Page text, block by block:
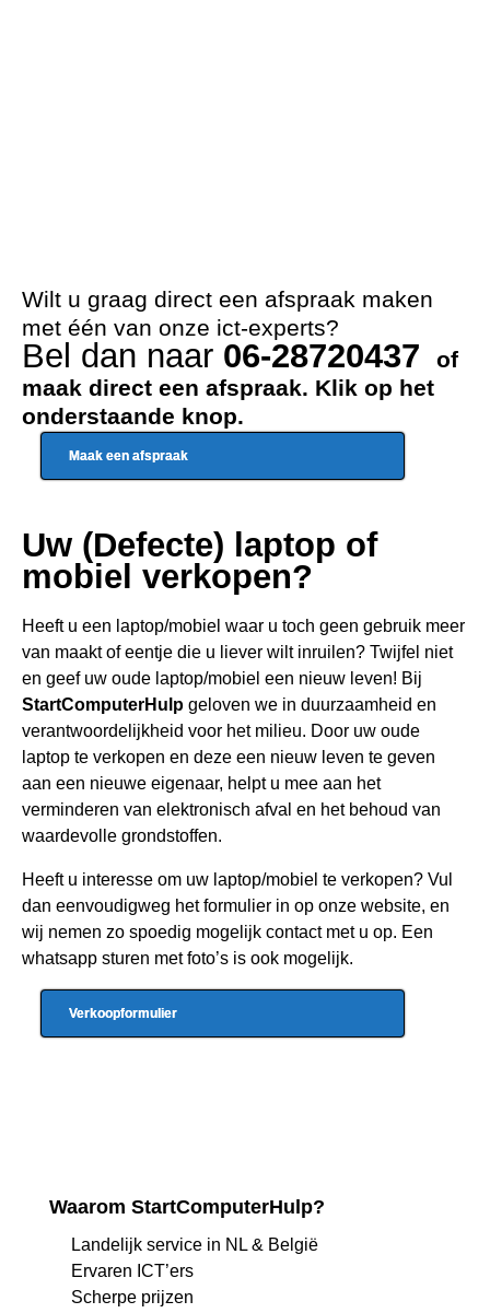
Wilt u graag direct een afspraak maken
met één van onze ict-experts?
Bel dan naar 06-28720437
of
maak direct een afspraak. Klik op het
onderstaande knop.
Maak een afspraak
Uw (Defecte) laptop of
mobiel verkopen?
Heeft u een laptop/mobiel waar u toch geen gebruik meer
van maakt of eentje die u liever wilt inruilen? Twijfel niet
en geef uw oude laptop/mobiel een nieuw leven! Bij
StartComputerHulp geloven we in duurzaamheid en
verantwoordelijkheid voor het milieu. Door uw oude
laptop te verkopen en deze een nieuw leven te geven
aan een nieuwe eigenaar, helpt u mee aan het
verminderen van elektronisch afval en het behoud van
waardevolle grondstoffen.
Heeft u interesse om uw laptop/mobiel te verkopen? Vul
dan eenvoudigweg het formulier in op onze website, en
wij nemen zo spoedig mogelijk contact met u op. Een
whatsapp sturen met foto’s is ook mogelijk.
Verkoopformulier
Waarom StartComputerHulp?
Landelijk service in NL & België
Ervaren ICT’ers
Scherpe prijzen